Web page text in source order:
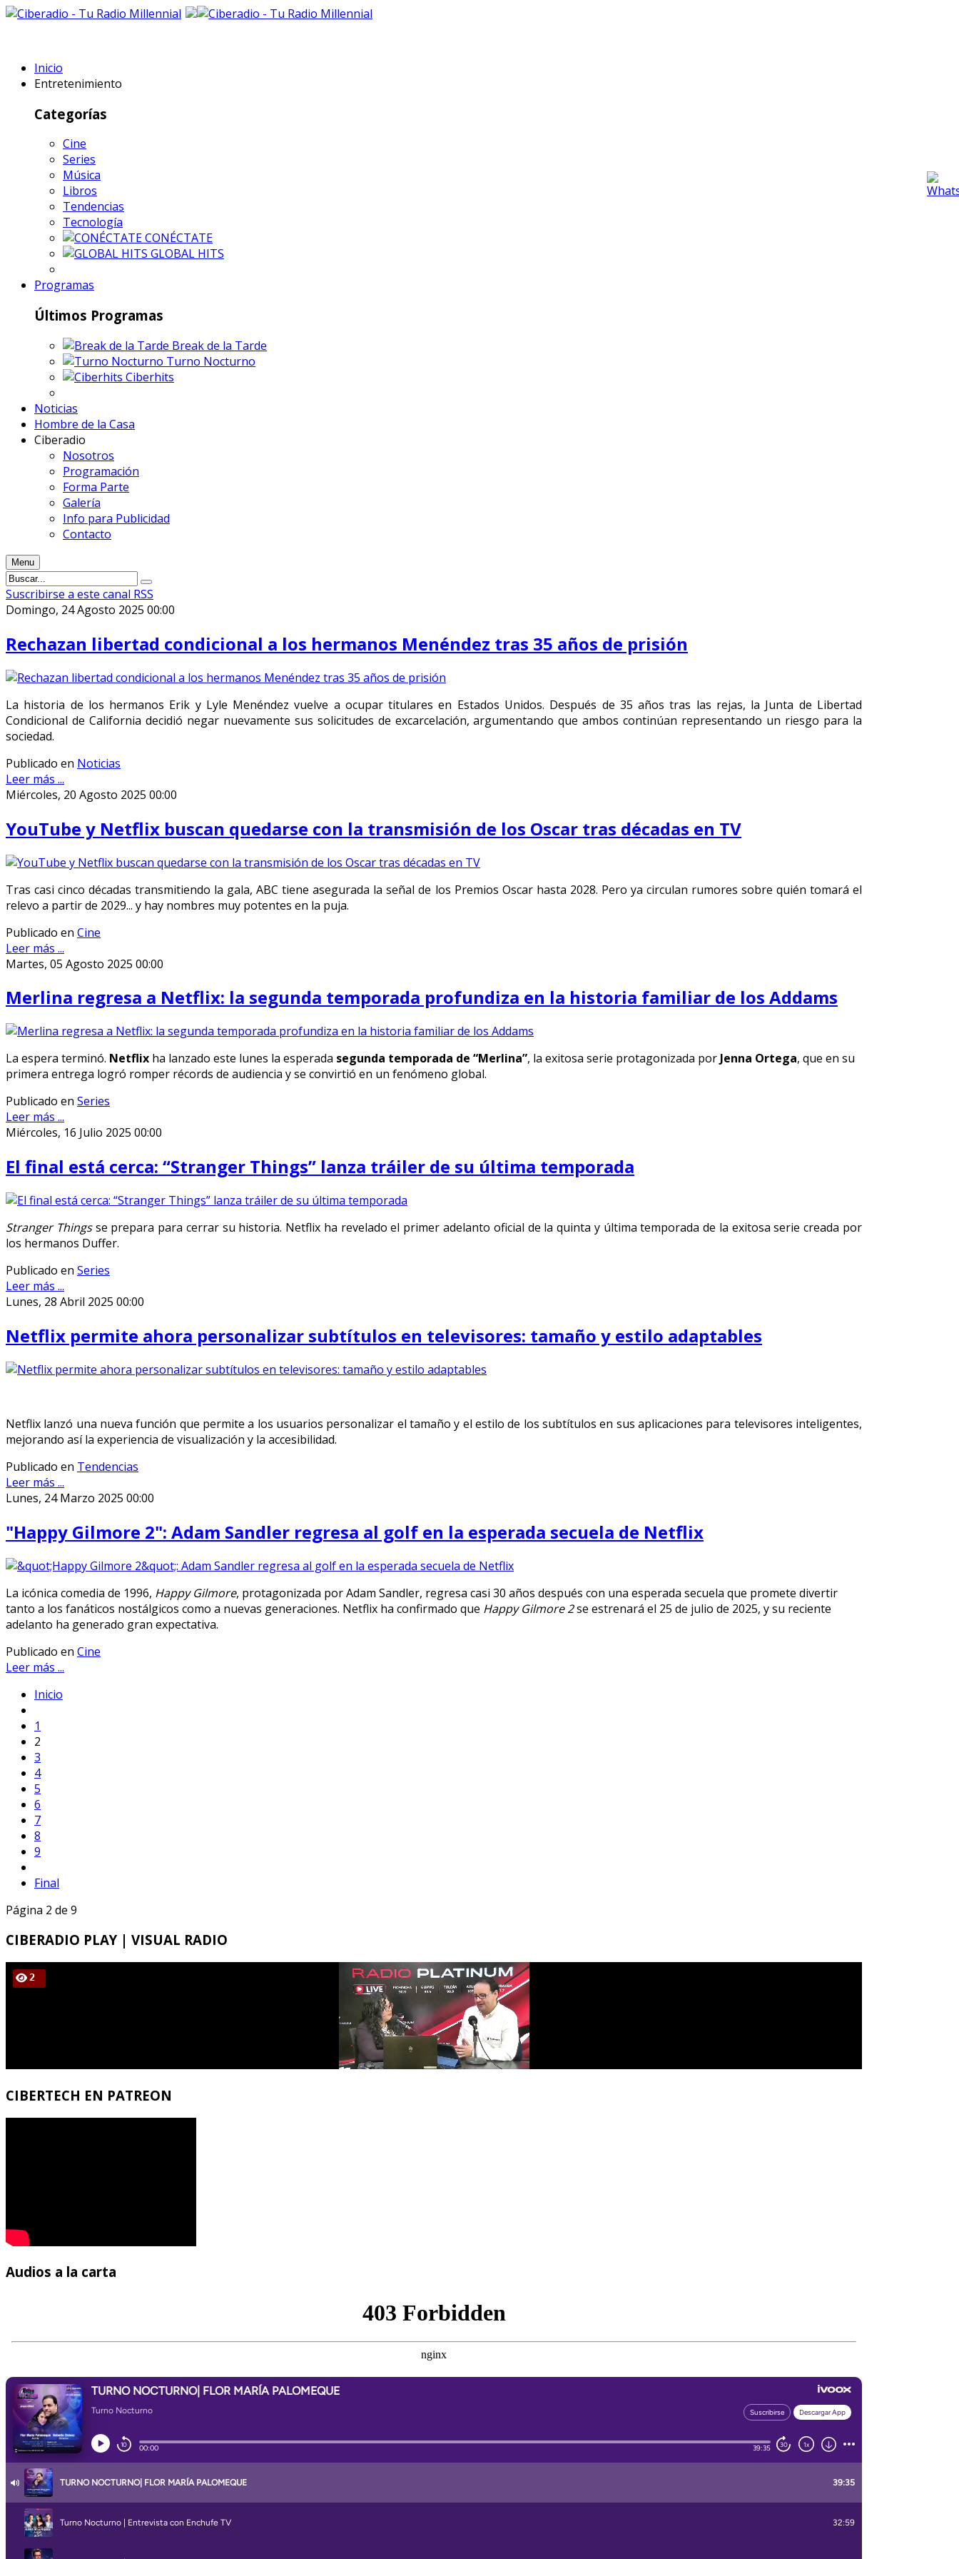
Inicio
Entretenimiento
Categorías
Cine
Series
Música
Libros
Tendencias
Tecnología
CONÉCTATE
GLOBAL HITS
Programas
Últimos Programas
Break de la Tarde
Turno Nocturno
Ciberhits
Noticias
Hombre de la Casa
Ciberadio
Nosotros
Programación
Forma Parte
Galería
Info para Publicidad
Contacto
Menu
Suscribirse a este canal RSS
Domingo, 24 Agosto 2025 00:00
Rechazan libertad condicional a los hermanos Menéndez tras 35 años de prisión
La historia de los hermanos Erik y Lyle Menéndez vuelve a ocupar titulares en Estados Unidos. Después de 35 años tras las rejas, la Junta de Libertad
Condicional de California decidió negar nuevamente sus solicitudes de excarcelación, argumentando que ambos continúan representando un riesgo para la
sociedad.
Publicado en Noticias
Leer más ...
Miércoles, 20 Agosto 2025 00:00
YouTube y Netflix buscan quedarse con la transmisión de los Oscar tras décadas en TV
Tras casi cinco décadas transmitiendo la gala, ABC tiene asegurada la señal de los Premios Oscar hasta 2028. Pero ya circulan rumores sobre quién tomará el
relevo a partir de 2029... y hay nombres muy potentes en la puja.
Publicado en Cine
Leer más ...
Martes, 05 Agosto 2025 00:00
Merlina regresa a Netflix: la segunda temporada profundiza en la historia familiar de los Addams
La espera terminó. Netflix ha lanzado este lunes la esperada segunda temporada de “Merlina”, la exitosa serie protagonizada por Jenna Ortega, que en su
primera entrega logró romper récords de audiencia y se convirtió en un fenómeno global.
Publicado en Series
Leer más ...
Miércoles, 16 Julio 2025 00:00
El final está cerca: “Stranger Things” lanza tráiler de su última temporada
Stranger Thingsse prepara para cerrar su historia. Netflix ha revelado el primer adelanto oficial de la quinta y última temporada de la exitosa serie creada por
los hermanos Duffer.
Publicado en Series
Leer más ...
Lunes, 28 Abril 2025 00:00
Netflix permite ahora personalizar subtítulos en televisores: tamaño y estilo adaptables
Netflix lanzó una nueva función que permite a los usuarios personalizar el tamaño y el estilo de los subtítulos en sus aplicaciones para televisores inteligentes,
mejorando así la experiencia de visualización y la accesibilidad.
Publicado en Tendencias
Leer más ...
Lunes, 24 Marzo 2025 00:00
"Happy Gilmore 2": Adam Sandler regresa al golf en la esperada secuela de Netflix
La icónica comedia de 1996, Happy Gilmore, protagonizada por Adam Sandler, regresa casi 30 años después con una esperada secuela que promete divertir
tanto a los fanáticos nostálgicos como a nuevas generaciones. Netflix ha confirmado que Happy Gilmore 2se estrenará el 25 de julio de 2025, y su reciente
adelanto ha generado gran expectativa.
Publicado en Cine
Leer más ...
Inicio
1
2
3
4
5
6
7
8
9
Final
Página 2 de 9
CIBERADIO PLAY | VISUAL RADIO
CIBERTECH EN PATREON
Audios a la carta